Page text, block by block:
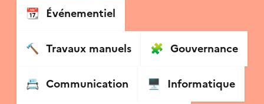
📆 Événementiel
🔨 Travaux manuels 🧩 Gouvernance
📇 Communication 🖥 Informatique